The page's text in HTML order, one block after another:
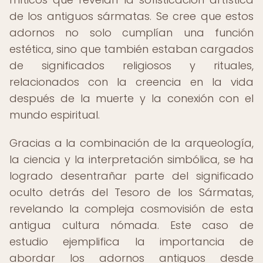
de los antiguos sármatas. Se cree que estos
adornos no solo cumplían una función
estética, sino que también estaban cargados
de significados religiosos y rituales,
relacionados con la creencia en la vida
después de la muerte y la conexión con el
mundo espiritual.
Gracias a la combinación de la arqueología,
la ciencia y la interpretación simbólica, se ha
logrado desentrañar parte del significado
oculto detrás del Tesoro de los Sármatas,
revelando la compleja cosmovisión de esta
antigua cultura nómada. Este caso de
estudio ejemplifica la importancia de
abordar los adornos antiguos desde